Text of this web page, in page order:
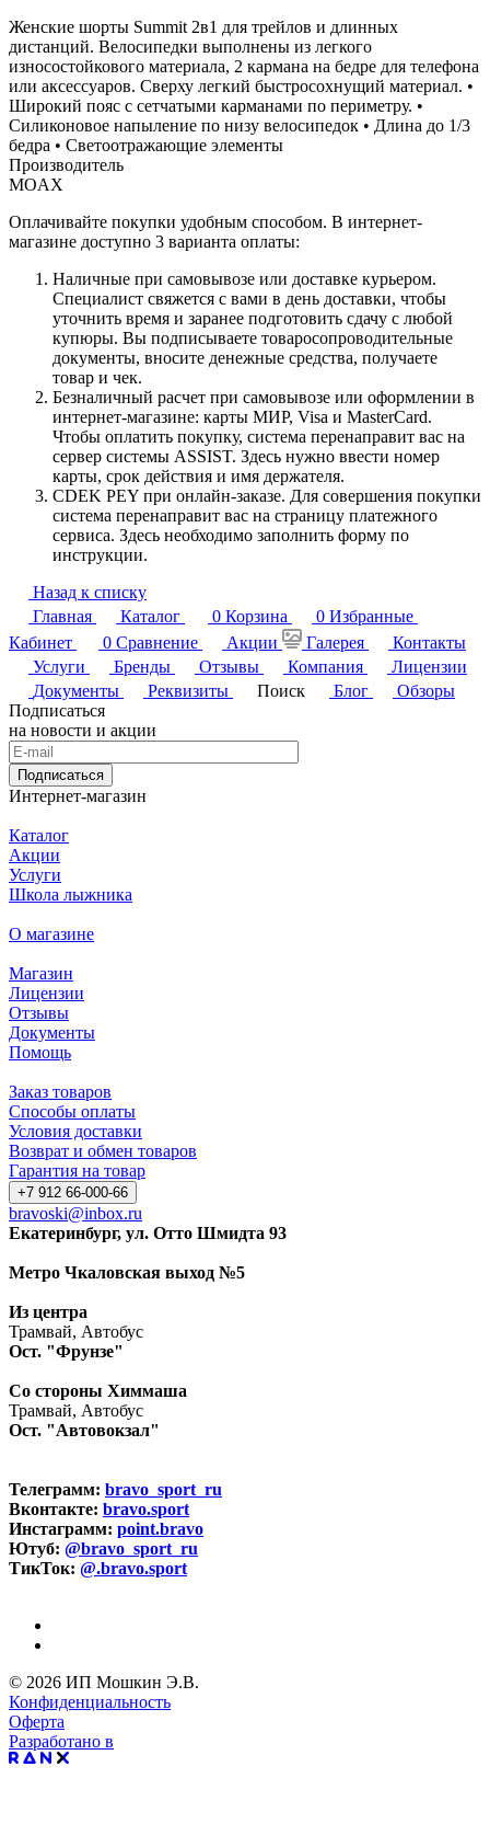
Женские шорты Summit 2в1 для трейлов и длинных
дистанций. Велосипедки выполнены из легкого
износостойкового материала, 2 кармана на бедре для телефона
или аксессуаров. Сверху легкий быстросохнущий материал. •
Широкий пояс с сетчатыми карманами по периметру. •
Силиконовое напыление по низу велосипедок • Длина до 1/3
бедра • Светоотражающие элементы
Производитель
MOAX
Оплачивайте покупки удобным способом. В интернет-
магазине доступно 3 варианта оплаты:
Наличные при самовывозе или доставке курьером.
Специалист свяжется с вами в день доставки, чтобы
уточнить время и заранее подготовить сдачу с любой
купюры. Вы подписываете товаросопроводительные
документы, вносите денежные средства, получаете
товар и чек.
Безналичный расчет при самовывозе или оформлении в
интернет-магазине: карты МИР, Visa и MasterCard.
Чтобы оплатить покупку, система перенаправит вас на
сервер системы ASSIST. Здесь нужно ввести номер
карты, срок действия и имя держателя.
CDEK PEY при онлайн-заказе. Для совершения покупки
система перенаправит вас на страницу платежного
сервиса. Здесь необходимо заполнить форму по
инструкции.
Назад к списку
Главная
Каталог 0 Корзина 0 Избранные
Кабинет
0 Сравнение Акции Галерея
Контакты
Услуги
Бренды Отзывы Компания
Лицензии
Документы
Реквизиты Поиск Блог
Обзоры
Подписаться
на новости и акции
Подписаться
Интернет-магазин
Каталог
Акции
Услуги
Школа лыжника
О магазине
Магазин
Лицензии
Отзывы
Документы
Помощь
Заказ товаров
Способы оплаты
Условия доставки
Возврат и обмен товаров
Гарантия на товар
+7 912 66-000-66
bravoski@inbox.ru
Екатеринбург, ул. Отто Шмидта 93
Метро Чкаловская выход №5
Из центра
Трамвай, Автобус
Ост. "Фрунзе"
Со стороны Химмаша
Трамвай, Автобус
Ост. "Автовокзал"
Телеграмм: bravo_sport_ru
Вконтакте: bravo.sport
Инстаграмм: point.bravo
Ютуб: @bravo_sport_ru
ТикТок: @.bravo.sport
© 2026 ИП Мошкин Э.В.
Конфиденциальность
Оферта
Разработано в